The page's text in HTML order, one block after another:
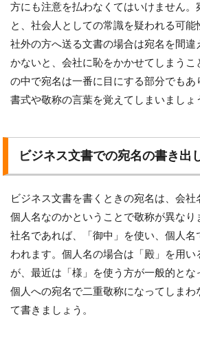
方にも注意を払わなくてはいけません。
と、社会人としての常識を疑われる可能
社外の方へ送る文書の場合は宛名を間違
かないと、会社に恥をかかせてしまうこ
の中で宛名は一番に目にする部分でもあ
書式や敬称の言葉を覚えてしまいましょ
ビジネス文書での宛名の書き出
ビジネス文書を書くときの宛名は、会社
個人名なのかということで敬称が異なり
社名であれば、「御中」を使い、個人名
われます。個人名の場合は「殿」を用い
が、最近は「様」を使う方が一般的とな
個人への宛名で二重敬称になってしまわ
て書きましょう。